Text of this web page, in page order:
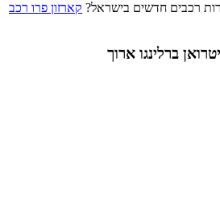
רכבים חדשים בישראל? קארזון פרו רכב
ברלינגו ארוך